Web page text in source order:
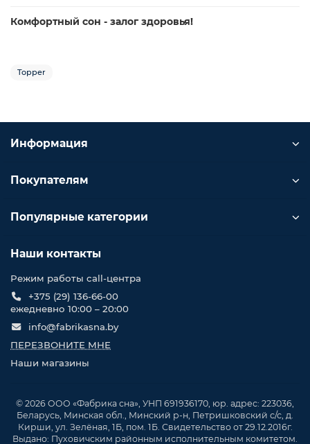
Комфортный сон - залог здоровья!
Topper
Информация
Покупателям
Популярные категории
Наши контакты
Режим работы call-центра
+375 (29) 136-66-00
ежедневно 10:00 – 20:00
info@fabrikasna.by
ПЕРЕЗВОНИТЕ МНЕ
Наши магазины
© 2026 ООО «Фабрика сна», УНП 691936170, юр. адрес: 223036,
Беларусь, Минская обл., Минский р-н, Петришковский с/с, д.
Кирши, ул. Зелёная, 1Б, пом. 1Б. Свидетельство от 29.12.2016г.
Выдано: Пуховичским районным исполнительным комитетом.